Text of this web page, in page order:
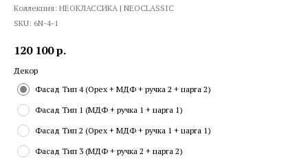
Коллекция: НЕОКЛАССИКА | NEOCLASSIC
SKU: 6N-4-1
120 100р.
Декор
Фасад Тип 4 (Орех + МДФ + ручка 2 + царга 2)
Фасад Тип 1 (МДФ + ручка 1 + царга 1)
Фасад Тип 2 (Орех + МДФ + ручка 1 + царга 1)
Фасад Тип 3 (МДФ + ручка 2 + царга 2)